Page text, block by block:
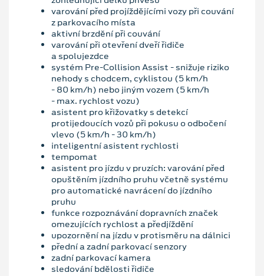
varování před projíždějícími vozy při couvání
z parkovacího místa
aktivní brzdění při couvání
varování při otevření dveří řidiče
a spolujezdce
systém Pre-Collision Assist - snižuje riziko
nehody s chodcem, cyklistou (5 km/h
- 80 km/h) nebo jiným vozem (5 km/h
- max. rychlost vozu)
asistent pro křižovatky s detekcí
protijedoucích vozů při pokusu o odbočení
vlevo (5 km/h - 30 km/h)
inteligentní asistent rychlosti
tempomat
asistent pro jízdu v pruzích: varování před
opuštěním jízdního pruhu včetně systému
pro automatické navrácení do jízdního
pruhu
funkce rozpoznávání dopravních značek
omezujících rychlost a předjíždění
upozornění na jízdu v protisměru na dálnici
přední a zadní parkovací senzory
zadní parkovací kamera
sledování bdělosti řidiče